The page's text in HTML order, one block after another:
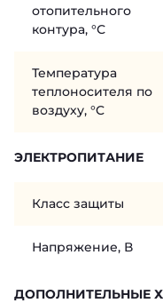
отопительного
контура, °С
Температура
теплоносителя по
воздуху, °C
ЭЛЕКТРОПИТАНИЕ
Класс защиты
Напряжение, В
ДОПОЛНИТЕЛЬНЫЕ